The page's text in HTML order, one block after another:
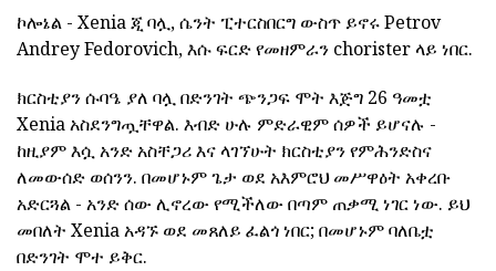
ኮሎኔል - Xenia ጂ ባሏ, ሴንት ፒተርስበርግ ውስጥ ይኖሩ Petrov
Andrey Fedorovich, እሱ ፍርድ የመዘምራን chorister ላይ ነበር.
ክርስቲያን ሱባዔ ያለ ባሏ በድንገት ጭንጋፍ ሞት እጅግ 26 ዓመቷ
Xenia አስደንግጧቸዋል. እብድ ሁሉ ምድራዊም ሰዎች ይሆናሉ -
ከዚያም እሷ አንድ አስቸጋሪ እና ላገኘሁት ክርስቲያን የምሕንድስና
ለመውሰድ ወሰንን. በመሆኑም ጌታ ወደ አእምሮህ መሥዋዕት አቀረቡ
አድርጓል - አንድ ሰው ሊኖረው የሚችለው በጣም ጠቃሚ ነገር ነው. ይህ
መበለት Xenia አዳኙ ወደ መጸለይ ፈልጎ ነበር; በመሆኑም ባለቤቷ
በድንገት ሞተ ይቅር.